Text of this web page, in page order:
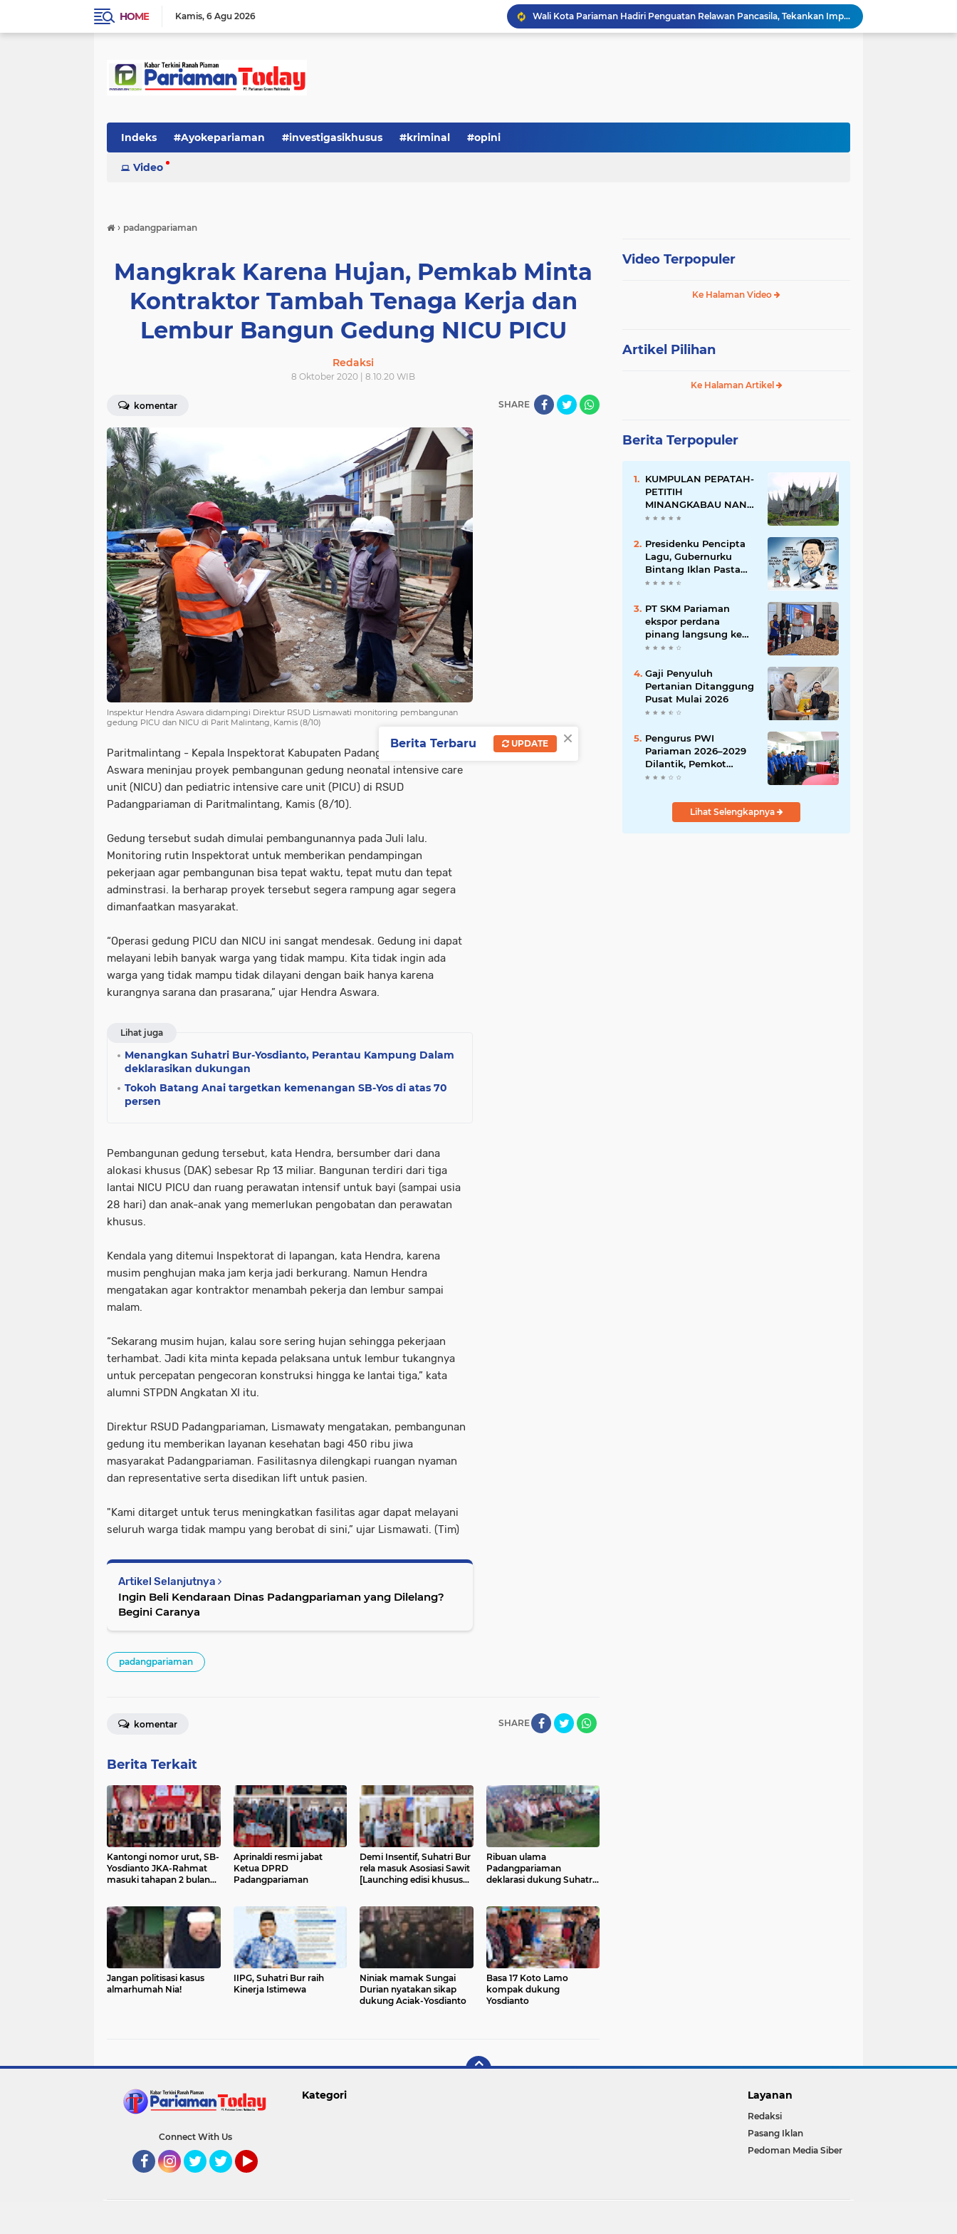
HOME Kamis 6 Agu 2026
Wali Kota Pariaman Hadiri Penguatan Relawan Pancasila, Tekankan Implementasi Nilai Pancasila dalam Pelayanan Publik
Wali Kota Pariaman Bagikan Bibit Ikan Koi kepada Siswa SD untuk Edukasi Perikanan
Pengurus PWI Pariaman 2026–2029 Dilantik, Pemkot Tekankan Sinergi dan Profesionalisme Pers
Indeks #Ayokepariaman #investigasikhusus #kriminal #opini
Video
› padangpariaman
Mangkrak Karena Hujan, Pemkab Minta
Kontraktor Tambah Tenaga Kerja dan
Lembur Bangun Gedung NICU PICU
Redaksi
8 Oktober 2020 | 8.10.20 WIB
komentar SHARE
Inspektur Hendra Aswara didampingi Direktur RSUD Lismawati monitoring pembangunan
gedung PICU dan NICU di Parit Malintang, Kamis (8/10)
Paritmalintang - Kepala Inspektorat Kabupaten Padangpariaman, Hendra
Aswara meninjau proyek pembangunan gedung neonatal intensive care
unit (NICU) dan pediatric intensive care unit (PICU) di RSUD
Padangpariaman di Paritmalintang, Kamis (8/10).
Gedung tersebut sudah dimulai pembangunannya pada Juli lalu.
Monitoring rutin Inspektorat untuk memberikan pendampingan
pekerjaan agar pembangunan bisa tepat waktu, tepat mutu dan tepat
adminstrasi. Ia berharap proyek tersebut segera rampung agar segera
dimanfaatkan masyarakat.
“Operasi gedung PICU dan NICU ini sangat mendesak. Gedung ini dapat
melayani lebih banyak warga yang tidak mampu. Kita tidak ingin ada
warga yang tidak mampu tidak dilayani dengan baik hanya karena
kurangnya sarana dan prasarana,” ujar Hendra Aswara.
Lihat juga
Menangkan Suhatri Bur-Yosdianto, Perantau Kampung Dalam
deklarasikan dukungan
Tokoh Batang Anai targetkan kemenangan SB-Yos di atas 70
persen
Pembangunan gedung tersebut, kata Hendra, bersumber dari dana
alokasi khusus (DAK) sebesar Rp 13 miliar. Bangunan terdiri dari tiga
lantai NICU PICU dan ruang perawatan intensif untuk bayi (sampai usia
28 hari) dan anak-anak yang memerlukan pengobatan dan perawatan
khusus.
Kendala yang ditemui Inspektorat di lapangan, kata Hendra, karena
musim penghujan maka jam kerja jadi berkurang. Namun Hendra
mengatakan agar kontraktor menambah pekerja dan lembur sampai
malam.
“Sekarang musim hujan, kalau sore sering hujan sehingga pekerjaan
terhambat. Jadi kita minta kepada pelaksana untuk lembur tukangnya
untuk percepatan pengecoran konstruksi hingga ke lantai tiga,” kata
alumni STPDN Angkatan XI itu.
Direktur RSUD Padangpariaman, Lismawaty mengatakan, pembangunan
gedung itu memberikan layanan kesehatan bagi 450 ribu jiwa
masyarakat Padangpariaman. Fasilitasnya dilengkapi ruangan nyaman
dan representative serta disedikan lift untuk pasien.
"Kami ditarget untuk terus meningkatkan fasilitas agar dapat melayani
seluruh warga tidak mampu yang berobat di sini,” ujar Lismawati. (Tim)
Artikel Selanjutnya
Ingin Beli Kendaraan Dinas Padangpariaman yang Dilelang?
Begini Caranya
padangpariaman
SHARE
komentar
Berita Terkait
Kantongi nomor urut, SB-
Yosdianto JKA-Rahmat
masuki tahapan 2 bulan
Aprinaldi resmi jabat
Ketua DPRD
Padangpariaman
Demi Insentif, Suhatri Bur
rela masuk Asosiasi Sawit
[Launching edisi khusus
Ribuan ulama
Padangpariaman
deklarasi dukung Suhatri
Jangan politisasi kasus
almarhumah Nia!
IIPG, Suhatri Bur raih
Kinerja Istimewa
Niniak mamak Sungai
Durian nyatakan sikap
dukung Aciak-Yosdianto
Basa 17 Koto Lamo
kompak dukung
Yosdianto
Video Terpopuler
Ke Halaman Video
Artikel Pilihan
Ke Halaman Artikel
Berita Terpopuler
KUMPULAN PEPATAH-
PETITIH
MINANGKABAU NAN
ELOK
Presidenku Pencipta
Lagu, Gubernurku
Bintang Iklan Pasta
Gigi
PT SKM Pariaman
ekspor perdana
pinang langsung ke
India
Gaji Penyuluh
Pertanian Ditanggung
Pusat Mulai 2026
Pengurus PWI
Pariaman 2026–2029
Dilantik, Pemkot
Tekankan Sinergi dan
Lihat Selengkapnya
Connect With Us
Kategori Layanan
Redaksi
Pasang Iklan
Pedoman Media Siber
×
Berita Terbaru UPDATE